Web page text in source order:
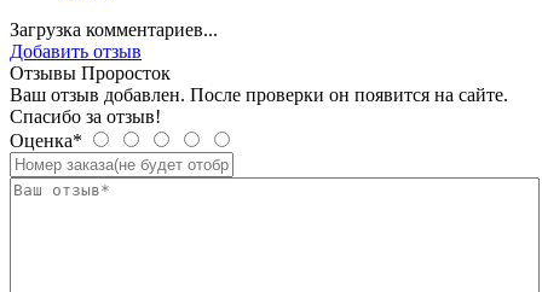
Загрузка комментариев...
Добавить отзыв
Отзывы Проросток
Ваш отзыв добавлен. После проверки он появится на сайте.
Спасибо за отзыв!
Оценка*